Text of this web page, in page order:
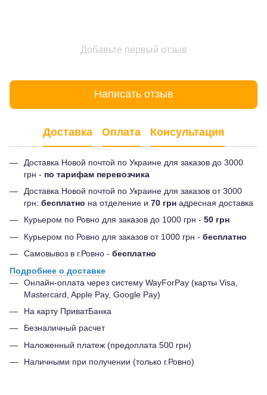
Добавьте первый отзыв
Написать отзыв
Доставка Оплата Консультация
Доставка Новой почтой по Украине для заказов до 3000
грн - по тарифам перевозчика
Доставка Новой почтой по Украине для заказов от 3000
грн: бесплатно на отделение и 70 грн адресная доставка
Курьером по Ровно для заказов до 1000 грн - 50 грн
Курьером по Ровно для заказов от 1000 грн - бесплатно
Самовывоз в г.Ровно - бесплатно
Подробнее о доставке
Онлайн-оплата через систему WayForPay (карты Visa,
Mastercard, Apple Pay, Google Pay)
На карту ПриватБанка
Безналичный расчет
Наложенный платеж (предоплата 500 грн)
Наличными при получении (только г.Ровно)